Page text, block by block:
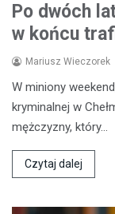
Po dwóch
w końcu
Mariusz Wieczorek
W miniony
kryminalnej w
mężczyzny, który…
Czytaj dalej